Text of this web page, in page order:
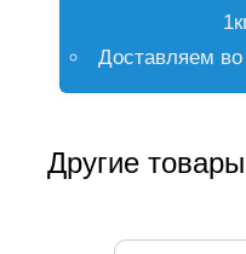
Доставляем
Другие